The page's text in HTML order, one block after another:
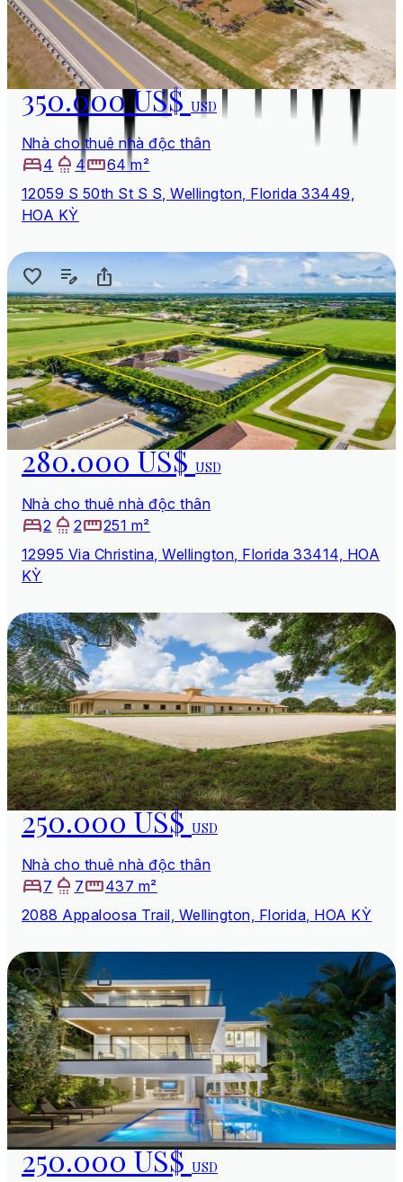
350.000 US$USD
Nhà cho thuê nhà độc thân
4
4
64 m²
12059 S 50th St S S, Wellington, Florida 33449,
HOA KỲ
280.000 US$USD
Nhà cho thuê nhà độc thân
2
2
251 m²
12995 Via Christina, Wellington, Florida 33414, HOA
KỲ
250.000 US$USD
Nhà cho thuê nhà độc thân
7
7
437 m²
2088 Appaloosa Trail, Wellington, Florida, HOA KỲ
250.000 US$USD